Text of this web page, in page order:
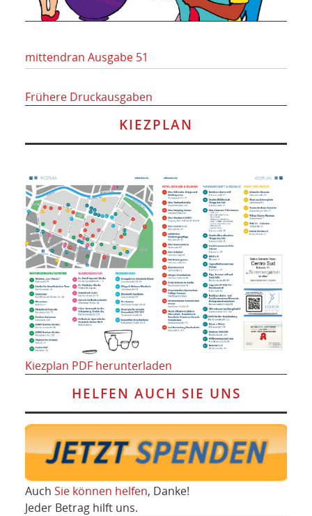
mittendran Ausgabe 51
Frühere Druckausgaben
KIEZPLAN
Kiezplan PDF herunterladen
HELFEN AUCH SIE UNS
Auch Sie können helfen, Danke!
Jeder Betrag hilft uns.